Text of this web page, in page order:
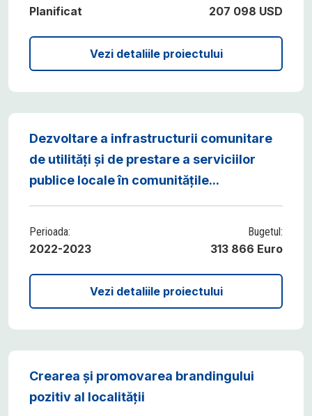
Planificat 207 098 USD
Vezi detaliile proiectului
Dezvoltare a infrastructurii comunitare
de utilități și de prestare a serviciilor
publice locale în comunitățile...
Perioada:
2022-2023
Bugetul:
313 866 Euro
Vezi detaliile proiectului
Crearea și promovarea brandingului
pozitiv al localității